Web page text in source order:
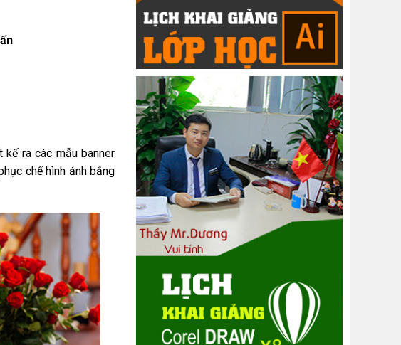
ra các mẫu banner
chế hình ảnh bằng